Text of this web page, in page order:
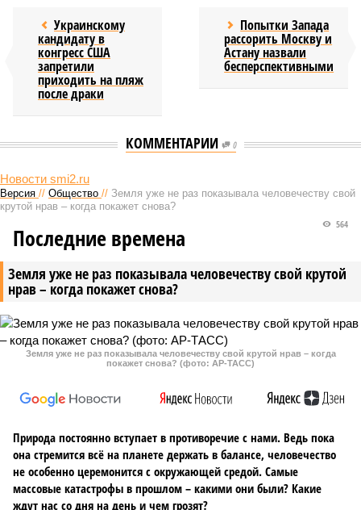
Украинскому
кандидату в
конгресс США
запретили
приходить на пляж
после драки
Попытки Запада
рассорить Москву и
Астану назвали
бесперспективными
КОММЕНТАРИИ 0
Новости smi2.ru
Версия // Общество // Земля уже не раз показывала человечеству свой
крутой нрав – когда покажет снова?
Земля уже не раз показывала человечеству свой крутой
нрав – когда покажет снова?
564
Последние времена
Земля уже не раз показывала человечеству свой крутой нрав – когда
покажет снова? (фото: АР-ТАСС)
Природа постоянно вступает в противоречие с нами. Ведь пока
она стремится всё на планете держать в балансе, человечество
не особенно церемонится с окружающей средой. Самые
массовые катастрофы в прошлом – какими они были? Какие
ждут нас со дня на день и чем грозят?